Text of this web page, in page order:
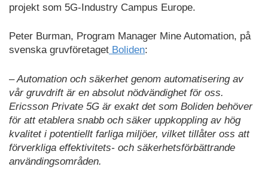
projekt som 5G-Industry Campus Europe.
Peter Burman, Program Manager Mine Automation, på
svenska gruvföretaget Boliden:
– Automation och säkerhet genom automatisering av
vår gruvdrift är en absolut nödvändighet för oss.
Ericsson Private 5G är exakt det som Boliden behöver
för att etablera snabb och säker uppkoppling av hög
kvalitet i potentiellt farliga miljöer, vilket tillåter oss att
förverkliga effektivitets- och säkerhetsförbättrande
användingsområden.